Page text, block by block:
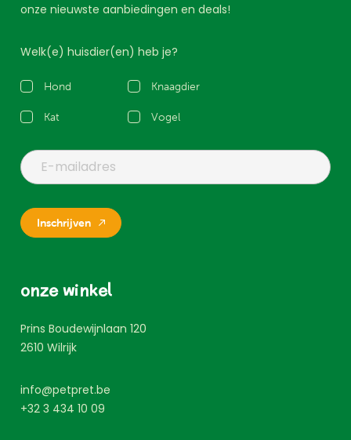
onze nieuwste aanbiedingen en deals!
Welk(e) huisdier(en) heb je?
Hond
Kat
Knaagdier
Vogel
Inschrijven
onze winkel
Prins Boudewijnlaan 120
2610 Wilrijk
info@petpret.be
+32 3 434 10 09